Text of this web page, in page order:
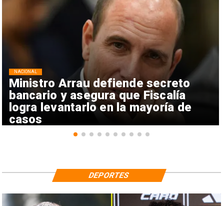
Ministro Arrau defiende secreto
bancario y asegura que Fiscalía
logra levantarlo en la mayoría de
casos
NACIONAL
DEPORTES